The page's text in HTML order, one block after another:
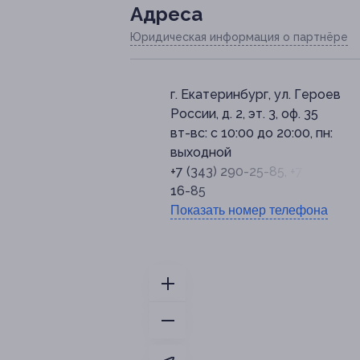
Адресa
Юридическая информация о партнёре
г. Екатеринбург, ул. Героев
России, д. 2, эт. 3, оф. 35
вт-вс: с 10:00 до 20:00, пн:
выходной
+7 (343) 290-25-85, +7 (343)
16-85
Показать номер телефона